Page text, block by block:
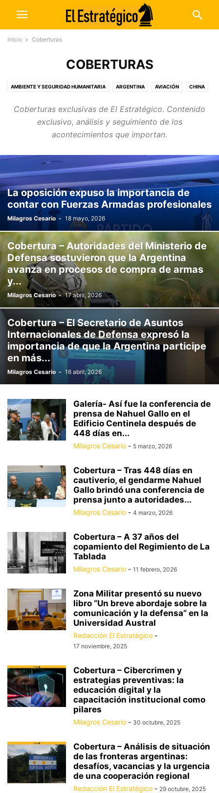
Inicio Coberturas
COBERTURAS
AMBIENTE Y SEGURIDAD HUMANITARIA ARGENTINA AVIACIÓN CHINA
DEFENSA NACIONAL DIPLOMACIA ECONOMÍA ELECCIONES
ESTADOS UNIDOS EXCLUSIVO
OPINIÓN
POLÍTICA INTERNACIONAL POLÍTICA NACIONAL RECURSOS NATURALES
REGIONALES REVISTAS Y DOSSIERS SEGURIDAD
SEGURIDAD INTERNACIONAL SIN CATEGORÍA TERRORISMO
Coberturas exclusivas de El Estratégico. Contenido
exclusivo, análisis y seguimiento de los
acontecimientos que importan.
⁠La oposición expuso la importancia de
contar con Fuerzas Armadas profesionales
Milagros Cesario - 18 mayo, 2026
Cobertura – Autoridades del Ministerio de
Defensa sostuvieron que la Argentina
avanza en procesos de compra de armas
y...
Milagros Cesario - 17 abril, 2026
Cobertura – El Secretario de Asuntos
Internacionales de Defensa expresó la
importancia de que la Argentina participe
en más...
Milagros Cesario - 16 abril, 2026
Galería- Así fue la conferencia de
prensa de Nahuel Gallo en el
Edificio Centinela después de
448 días en...
Milagros Cesario - 5 marzo, 2026
Cobertura – Tras 448 días en
cautiverio, el gendarme Nahuel
Gallo brindó una conferencia de
prensa junto a autoridades...
Milagros Cesario - 4 marzo, 2026
Cobertura – A 37 años del
copamiento del Regimiento de La
Tablada
Milagros Cesario - 11 febrero, 2026
Zona Militar presentó su nuevo
libro “Un breve abordaje sobre la
comunicación y la defensa” en la
Universidad Austral
Redacción El Estratégico -
17 noviembre, 2025
Cobertura – Cibercrimen y
estrategias preventivas: la
educación digital y la
capacitación institucional como
pilares
Milagros Cesario - 30 octubre, 2025
Cobertura – Análisis de situación
de las fronteras argentinas:
desafíos, vacancias y la urgencia
de una cooperación regional
Redacción El Estratégico - 29 octubre, 2025